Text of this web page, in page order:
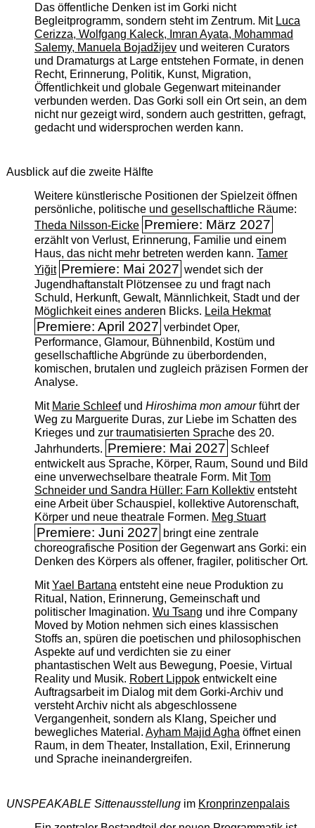
Das öffentliche Denken ist im Gorki nicht
Begleitprogramm, sondern steht im Zentrum. Mit Luca
Cerizza, Wolfgang Kaleck, Imran Ayata, Mohammad
Salemy, Manuela Bojadžijevund weiteren Curators
und Dramaturgs at Large entstehen Formate, in denen
Recht, Erinnerung, Politik, Kunst, Migration,
Öffentlichkeit und globale Gegenwart miteinander
verbunden werden. Das Gorki soll ein Ort sein, an dem
nicht nur gezeigt wird, sondern auch gestritten, gefragt,
gedacht und widersprochen werden kann.
Ausblick auf die zweite Hälfte
Weitere künstlerische Positionen der Spielzeit öffnen
persönliche, politische und gesellschaftliche Räume:
Theda Nilsson-Eicke Premiere: März 2027
erzählt von Verlust, Erinnerung, Familie und einem
Haus, das nicht mehr betreten werden kann. Tamer
Yiğit Premiere: Mai 2027 wendet sich der
Jugendhaftanstalt Plötzensee zu und fragt nach
Schuld, Herkunft, Gewalt, Männlichkeit, Stadt und der
Möglichkeit eines anderen Blicks. Leila Hekmat
Premiere: April 2027 verbindet Oper,
Performance, Glamour, Bühnenbild, Kostüm und
gesellschaftliche Abgründe zu überbordenden,
komischen, brutalen und zugleich präzisen Formen der
Analyse.
Mit Marie Schleefund Hiroshima mon amourführt der
Weg zu Marguerite Duras, zur Liebe im Schatten des
Krieges und zur traumatisierten Sprache des 20.
Jahrhunderts. Premiere: Mai 2027 Schleef
entwickelt aus Sprache, Körper, Raum, Sound und Bild
eine unverwechselbare theatrale Form. MitTom
Schneider und Sandra Hüller: Farn Kollektiventsteht
eine Arbeit über Schauspiel, kollektive Autorenschaft,
Körper und neue theatrale Formen. Meg Stuart
Premiere: Juni 2027 bringt eine zentrale
choreografische Position der Gegenwart ans Gorki: ein
Denken des Körpers als offener, fragiler, politischer Ort.
MitYael Bartanaentsteht eine neue Produktion zu
Ritual, Nation, Erinnerung, Gemeinschaft und
politischer Imagination. Wu Tsang und ihre Company
Moved by Motion nehmen sich eines klassischen
Stoffs an, spüren die poetischen und philosophischen
Aspekte auf und verdichten sie zu einer
phantastischen Welt aus Bewegung, Poesie, Virtual
Reality und Musik. Robert Lippokentwickelt eine
Auftragsarbeit im Dialog mit dem Gorki-Archiv und
versteht Archiv nicht als abgeschlossene
Vergangenheit, sondern als Klang, Speicher und
bewegliches Material. Ayham Majid Aghaöffnet einen
Raum, in dem Theater, Installation, Exil, Erinnerung
und Sprache ineinandergreifen.
UNSPEAKABLE Sittenausstellungim Kronprinzenpalais